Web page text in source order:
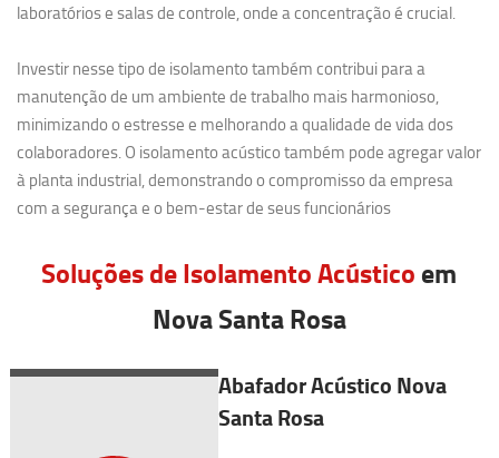
laboratórios e salas de controle, onde a concentração é crucial.
Investir nesse tipo de isolamento também contribui para a
manutenção de um ambiente de trabalho mais harmonioso,
minimizando o estresse e melhorando a qualidade de vida dos
colaboradores. O isolamento acústico também pode agregar valor
à planta industrial, demonstrando o compromisso da empresa
com a segurança e o bem-estar de seus funcionários
Soluções de Isolamento Acústico em
Nova Santa Rosa
Abafador Acústico Nova
Santa Rosa